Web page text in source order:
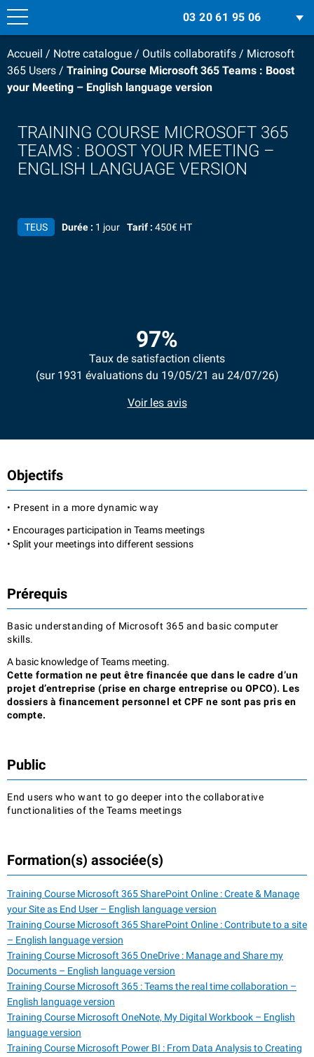
03 20 61 95 06
Accueil / Notre catalogue / Outils collaboratifs / Microsoft
365 Users / Training Course Microsoft 365 Teams : Boost
your Meeting – English language version
TRAINING COURSE MICROSOFT 365
TEAMS : BOOST YOUR MEETING –
ENGLISH LANGUAGE VERSION
TEUS Durée : 1 jour Tarif : 450€ HT
97%
Taux de satisfaction clients
(sur 1931 évaluations du 19/05/21 au 24/07/26)
Voir les avis
Objectifs
• Present in a more dynamic way
• Encourages participation in Teams meetings
• Split your meetings into different sessions
Prérequis
Basic understanding of Microsoft 365 and basic computer
skills.
A basic knowledge of Teams meeting.
Cette formation ne peut être financée que dans le cadre d’un
projet d’entreprise (prise en charge entreprise ou OPCO). Les
dossiers à financement personnel et CPF ne sont pas pris en
compte.
Public
End users who want to go deeper into the collaborative
functionalities of the Teams meetings
Formation(s) associée(s)
Training Course Microsoft 365 SharePoint Online : Create & Manage
your Site as End User – English language version
Training Course Microsoft 365 SharePoint Online : Contribute to a site
– English language version
Training Course Microsoft 365 OneDrive : Manage and Share my
Documents – English language version
Training Course Microsoft 365 : Teams the real time collaboration –
English language version
Training Course Microsoft OneNote, My Digital Workbook – English
language version
Training Course Microsoft Power BI : From Data Analysis to Creating